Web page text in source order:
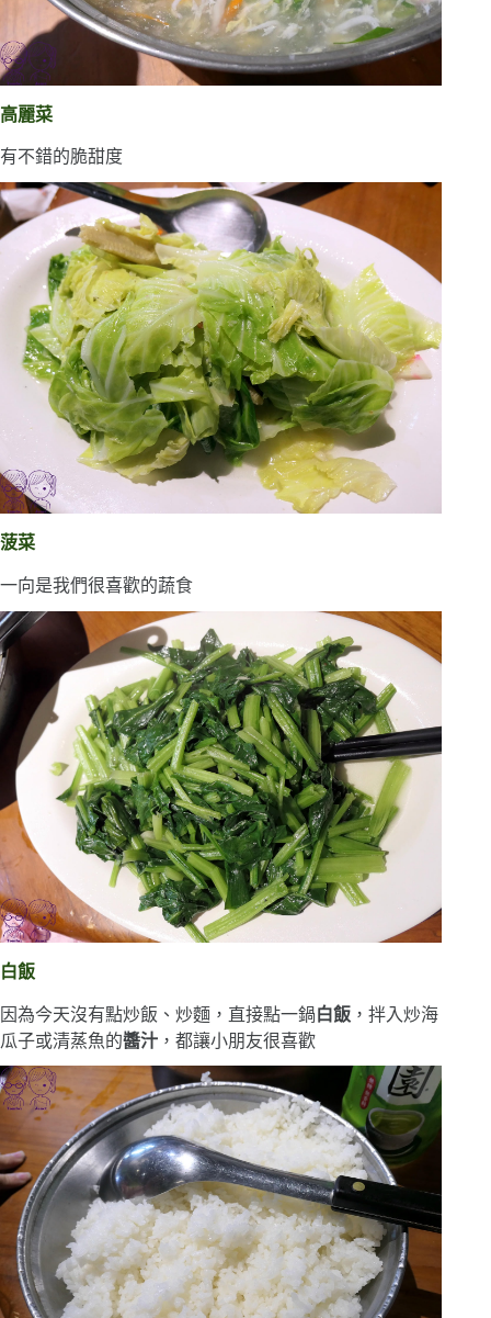
高麗菜
有不錯的脆甜度
菠菜
一向是我們很喜歡的蔬食
白飯
因為今天沒有點炒飯、炒麵，直接點一鍋白飯 ，拌入炒海
瓜子或清蒸魚的醬汁 ，都讓小朋友很喜歡